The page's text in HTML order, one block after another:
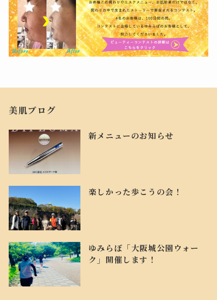
美肌ブログ
新メニューのお知らせ
楽しかった歩こうの会！
ゆみらぼ「大阪城公園ウォー
ク」開催します！